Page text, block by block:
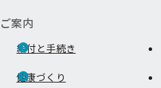
ご案内
給付と手続き
健康づくり